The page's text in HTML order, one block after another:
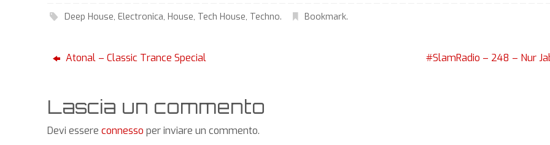
Deep House,Electronica,House, Tech House, Techno. Bookmark.
Atonal – Classic Trance Special #SlamRadio – 248 – Nur
Lascia un commento
Devi essere connesso per inviare un commento.